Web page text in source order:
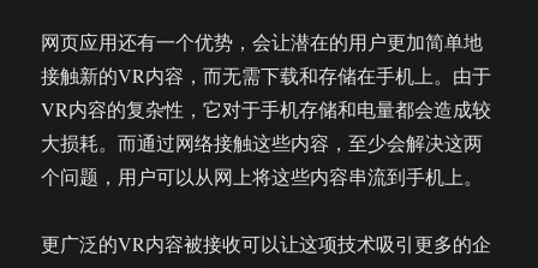
网页应用还有一个优势，会让潜在的用户更加简单地
接触新的VR内容，而无需下载和存储在手机上。由于
VR内容的复杂性，它对于手机存储和电量都会造成较
大损耗。而通过网络接触这些内容，至少会解决这两
个问题，用户可以从网上将这些内容串流到手机上。
更广泛的VR内容被接收可以让这项技术吸引更多的企